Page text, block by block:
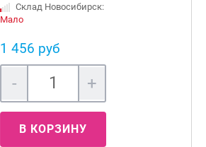
Склад Новосибирск:
Мало
1 456 руб
- +
В КОРЗИНУ